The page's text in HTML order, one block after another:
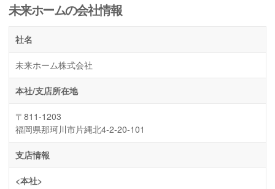
未来ホームの会社情報
社名
未来ホーム株式会社
本社/支店所在地
〒811-1203
福岡県那珂川市片縄北4-2-20-101
支店情報
<本社>